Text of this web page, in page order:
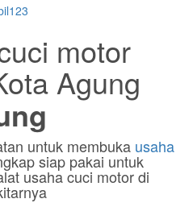
motor
Agung
untuk membuka usaha
siap pakai untuk
usaha cuci motor di